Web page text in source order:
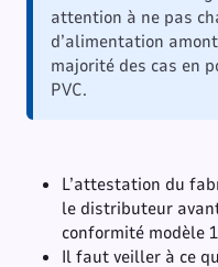
attention à ne pas
d’alimentation
majorité des cas en
PVC.
L’attestation du
le distributeur
conformité modèle
Il faut veiller à ce